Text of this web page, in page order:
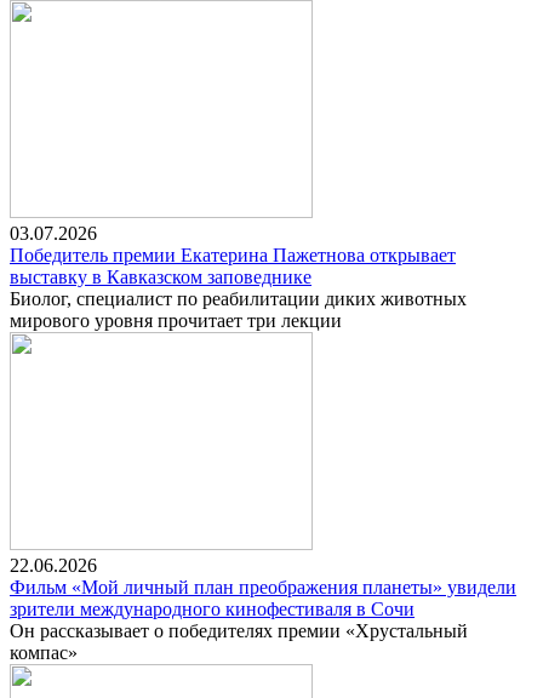
03.07.2026
Победитель премии Екатерина Пажетнова открывает
выставку в Кавказском заповеднике
Биолог, специалист по реабилитации диких животных
мирового уровня прочитает три лекции
22.06.2026
Фильм «Мой личный план преображения планеты» увидели
зрители международного кинофестиваля в Сочи
Он рассказывает о победителях премии «Хрустальный
компас»